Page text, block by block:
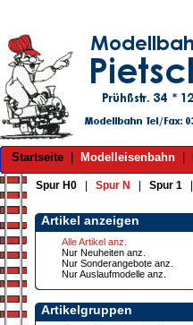
Startseite Modelleisenbahn
Spur H0 Spur N Spur 1
Artikel anzeigen
Alle Artikel anz.
Nur Neuheiten anz.
Nur Sonderangebote anz.
Nur Auslaufmodelle anz.
Artikelgruppen